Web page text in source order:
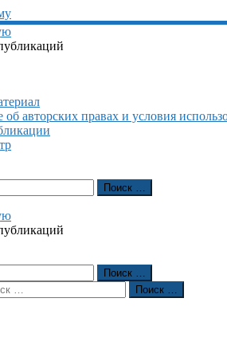
авторских правах и условия
Поиск …
Поиск …
Поиск …